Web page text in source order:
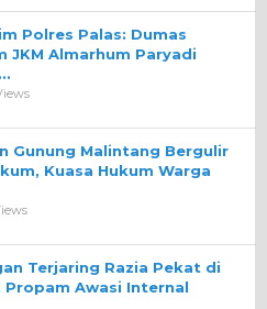
Polres Palas: Dumas
JKM Almarhum Paryadi
Gunung Malintang Bergulir
Kuasa Hukum Warga
Terjaring Razia Pekat di
Propam Awasi Internal